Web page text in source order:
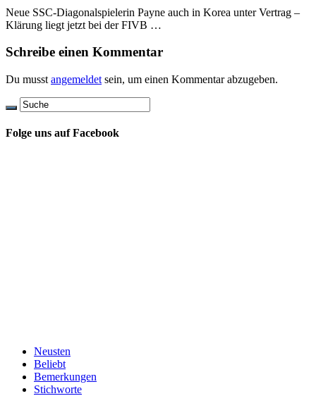
Neue SSC-Diagonalspielerin Payne auch in Korea unter Vertrag –
Klärung liegt jetzt bei der FIVB …
Schreibe einen Kommentar
Du musst angemeldet sein, um einen Kommentar abzugeben.
Folge uns auf Facebook
Neusten
Beliebt
Bemerkungen
Stichworte